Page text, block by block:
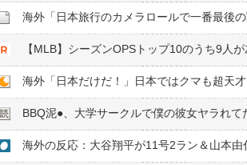
海外「日本旅行のカメラロールで一番最後
海外「日本だけだ！」日本ではクマも超天
BBQ泥●︎、大学サークルで僕の彼女ヤラれて
海外の反応：大谷翔平が11号2ラン＆山本由